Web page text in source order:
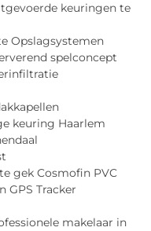
keuringen te
Opslagsystemen
spelconcept
keuring Haarlem
gek Cosmofin PVC
GPS Tracker
makelaar in